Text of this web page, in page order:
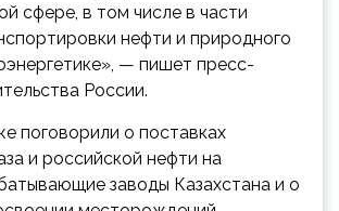
сфере, в том числе в части
нефти и природного
— пишет пресс-
России.
поговорили о поставках
и российской нефти на
заводы Казахстана и о